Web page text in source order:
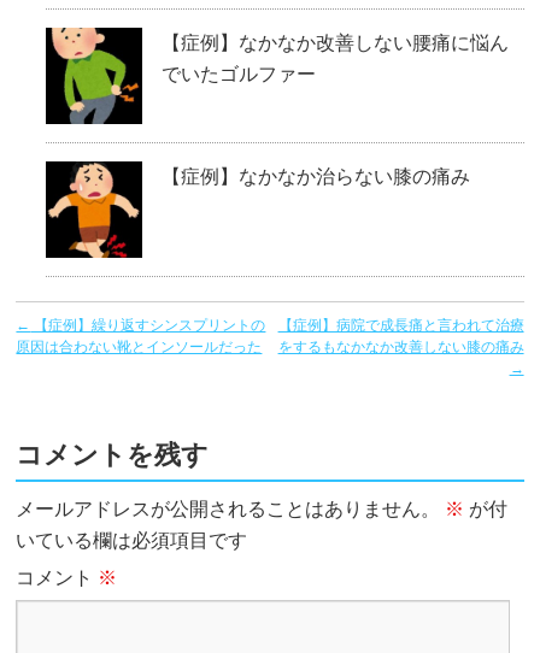
【症例】なかなか改善しない腰痛に悩ん
でいたゴルファー
【症例】なかなか治らない膝の痛み
←
【症例】繰り返すシンスプリントの
原因は合わない靴とインソールだった
【症例】病院で成長痛と言われて治療
をするもなかなか改善しない膝の痛み
→
コメントを残す
メールアドレスが公開されることはありません。 ※ が付
いている欄は必須項目です
コメント ※